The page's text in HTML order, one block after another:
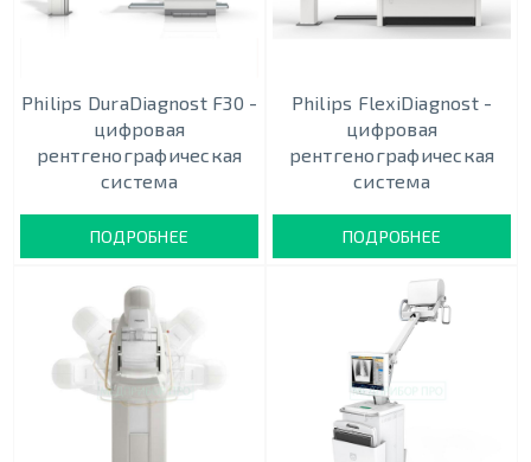
Philips DuraDiagnost F30 -
цифровая
рентгенографическая
система
ПОДРОБНЕЕ
Philips FlexiDiagnost -
цифровая
рентгенографическая
система
ПОДРОБНЕЕ